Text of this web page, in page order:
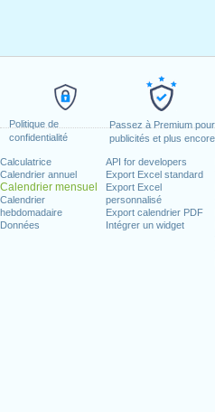
Politique de
confidentialité
Passez à Premium
publicités et plus encore
Calculatrice
Calendrier annuel
Calendrier mensuel
Calendrier
hebdomadaire
Données
API for developers
Export Excel standard
Export Excel
personnalisé
Export calendrier PDF
Intégrer un widget